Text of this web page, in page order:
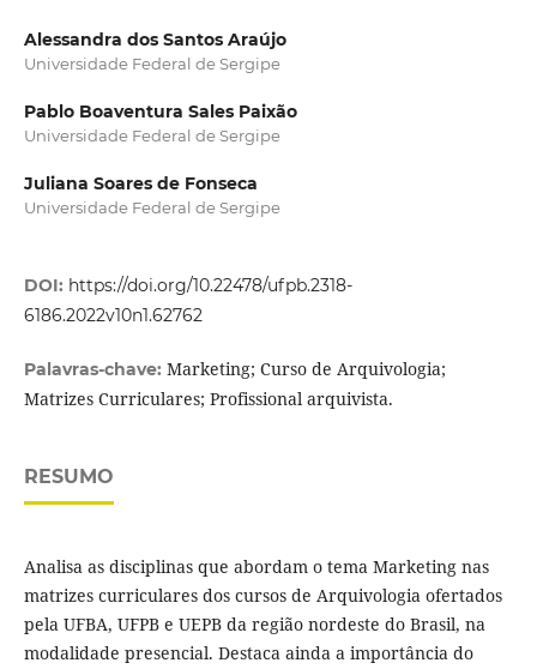
Alessandra dos Santos Araújo
Universidade Federal de Sergipe
Pablo Boaventura Sales Paixão
Universidade Federal de Sergipe
Juliana Soares de Fonseca
Universidade Federal de Sergipe
DOI: https://doi.org/10.22478/ufpb.2318-
6186.2022v10n1.62762
Palavras-chave: Marketing; Curso de Arquivologia;
Matrizes Curriculares; Profissional arquivista.
RESUMO
Analisa as disciplinas que abordam o tema Marketing nas
matrizes curriculares dos cursos de Arquivologia ofertados
pela UFBA, UFPB e UEPB da região nordeste do Brasil, na
modalidade presencial. Destaca ainda a importância do